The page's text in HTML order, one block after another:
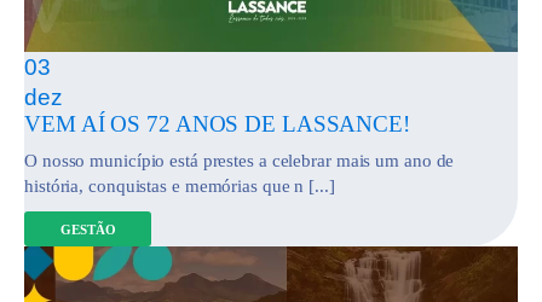
03
dez
VEM AÍ OS 72 ANOS DE LASSANCE!
O nosso município está prestes a celebrar mais um ano de
história, conquistas e memórias que n [...]
GESTÃO